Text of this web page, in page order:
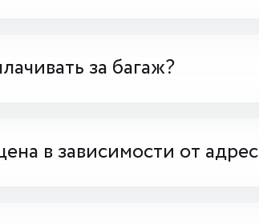
за багаж?
в зависимости от